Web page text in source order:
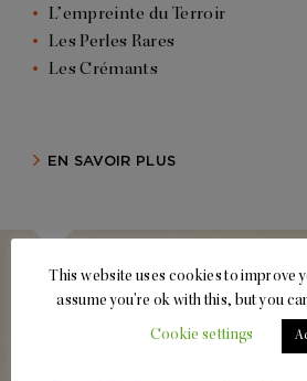
L’empreinte du Terroir
Les Perles Rares
Les Crémants
EN SAVOIR PLUS
This website uses cookies to improve
assume you're ok with this, but you
Cookie settings